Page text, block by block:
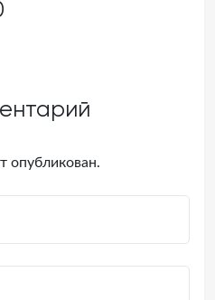
опубликован.